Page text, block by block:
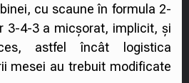
cu scaune în formula 2-
3-4-3 a micșorat, implicit, și
astfel încât logistica
mesei au trebuit modificate